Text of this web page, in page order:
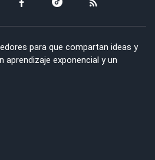
para que compartan ideas y
aprendizaje exponencial y un